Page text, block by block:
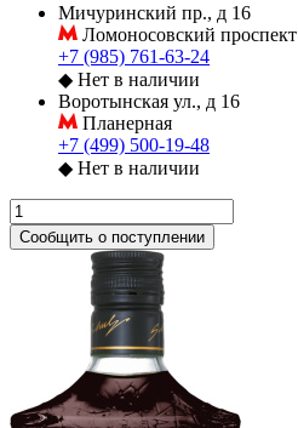
Мичуринский пр., д 16
Ломоносовский проспект
+7 (985) 761-63-24
◆ Нет в наличии
Воротынская ул., д 16
Планерная
+7 (499) 500-19-48
◆ Нет в наличии
Сообщить о поступлении